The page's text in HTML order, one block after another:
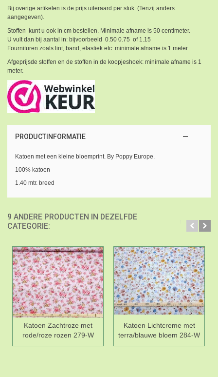
Bij overige artikelen is de prijs uiteraard per stuk. (Tenzij anders
aangegeven).
Stoffen kunt u ook in cm bestellen. Minimale afname is 50 centimeter.
U vult dan bij aantal in: bijvoorbeeld 0.50 0.75 of 1.15
Fournituren zoals lint, band, elastiek etc: minimale afname is 1 meter.
Afgeprijsde stoffen en de stoffen in de koopjeshoek: minimale afname is 1
meter.
PRODUCTINFORMATIE
Katoen met een kleine bloemprint. By Poppy Europe.
100% katoen
1.40 mtr. breed
9 ANDERE PRODUCTEN IN DEZELFDE
CATEGORIE:
Katoen Zachtroze met
rode/roze rozen 279-W
Katoen Lichtcreme met
terra/blauwe bloem 284-W